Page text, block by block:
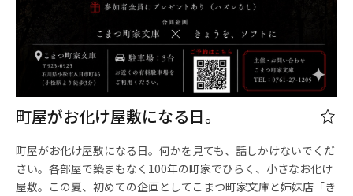
町屋がお化け屋敷になる日。
町屋がお化け屋敷になる日。何かを見ても、話しかけないでくだ
さい。各部屋で築まもなく100年の町家でひらく、小さなお化け
屋敷。この夏、初めての企画としてこまつ町家文庫と姉妹店「き